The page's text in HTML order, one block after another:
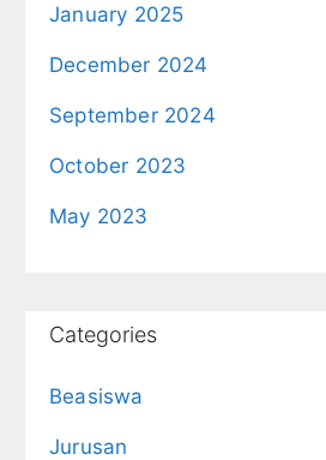
January 2025
December 2024
September 2024
October 2023
May 2023
Categories
Beasiswa
Jurusan